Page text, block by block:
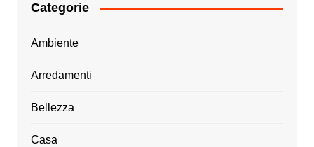
Categorie
Ambiente
Arredamenti
Bellezza
Casa